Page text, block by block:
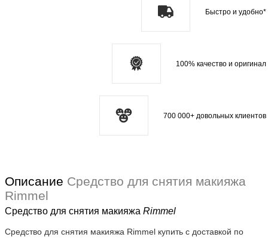
Быстро и удобно*
100% качество и оригинал
700 000+ довольных клиентов
Описание Средство для снятия макияжа
Rimmel
Средство для снятия макияжа Rimmel
Средство для снятия макияжа Rimmel купить с доставкой по